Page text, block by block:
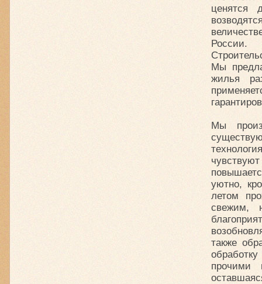
ценятся
России.
Мы
жилья
Мы
уютно,
летом
свежим,
также
прочими